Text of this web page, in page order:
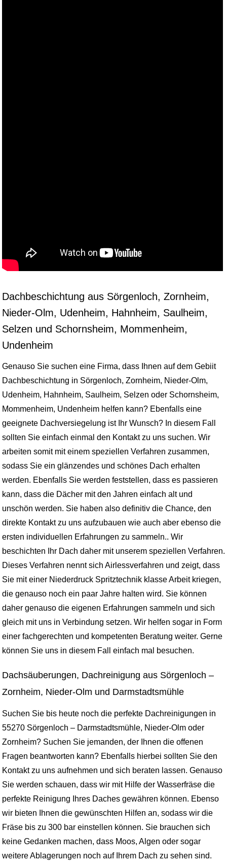
Dachbeschichtung aus Sörgenloch, Zornheim,
Nieder-Olm, Udenheim, Hahnheim, Saulheim,
Selzen und Schornsheim, Mommenheim,
Undenheim
Genauso Sie suchen eine Firma, dass Ihnen auf dem Gebiit
Dachbeschichtung in Sörgenloch, Zornheim, Nieder-Olm,
Udenheim, Hahnheim, Saulheim, Selzen oder Schornsheim,
Mommenheim, Undenheim helfen kann? Ebenfalls eine
geeignete Dachversiegelung ist Ihr Wunsch? In diesem Fall
sollten Sie einfach einmal den Kontakt zu uns suchen. Wir
arbeiten somit mit einem speziellen Verfahren zusammen,
sodass Sie ein glänzendes und schönes Dach erhalten
werden. Ebenfalls Sie werden feststellen, dass es passieren
kann, dass die Dächer mit den Jahren einfach alt und
unschön werden. Sie haben also definitiv die Chance, den
direkte Kontakt zu uns aufzubauen wie auch aber ebenso die
ersten individuellen Erfahrungen zu sammeln.. Wir
beschichten Ihr Dach daher mit unserem speziellen Verfahren.
Dieses Verfahren nennt sich Airlessverfahren und zeigt, dass
Sie mit einer Niederdruck Spritztechnik klasse Arbeit kriegen,
die genauso noch ein paar Jahre halten wird. Sie können
daher genauso die eigenen Erfahrungen sammeln und sich
gleich mit uns in Verbindung setzen. Wir helfen sogar in Form
einer fachgerechten und kompetenten Beratung weiter. Gerne
können Sie uns in diesem Fall einfach mal besuchen.
Dachsäuberungen, Dachreinigung aus Sörgenloch –
Zornheim, Nieder-Olm und Darmstadtsmühle
Suchen Sie bis heute noch die perfekte Dachreinigungen in
55270 Sörgenloch – Darmstadtsmühle, Nieder-Olm oder
Zornheim? Suchen Sie jemanden, der Ihnen die offenen
Fragen beantworten kann? Ebenfalls hierbei sollten Sie den
Kontakt zu uns aufnehmen und sich beraten lassen. Genauso
Sie werden schauen, dass wir mit Hilfe der Wasserfräse die
perfekte Reinigung Ihres Daches gewähren können. Ebenso
wir bieten Ihnen die gewünschten Hilfen an, sodass wir die
Fräse bis zu 300 bar einstellen können. Sie brauchen sich
keine Gedanken machen, dass Moos, Algen oder sogar
weitere Ablagerungen noch auf Ihrem Dach zu sehen sind.